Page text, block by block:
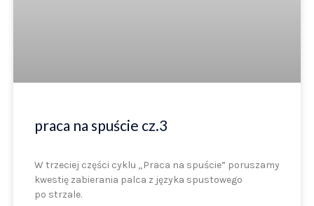
praca na spuście cz.3
W trzeciej części cyklu „Praca na spuście” poruszamy
kwestię zabierania palca z języka spustowego
po strzale.